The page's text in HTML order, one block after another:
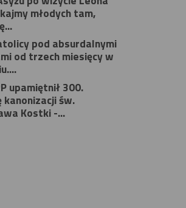
młodych tam,
pod absurdalnymi
od trzech miesięcy w
upamiętnił 300.
kanonizacji św.
Kostki -...